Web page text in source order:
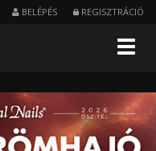
BELÉPÉS REGISZTRÁCIÓ
Menu